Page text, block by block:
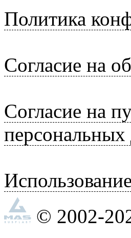
Политика
Согласие на
Согласие на
© 2002-